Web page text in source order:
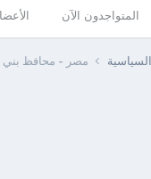
المتواجدون الآن
مصر - محافظ بني